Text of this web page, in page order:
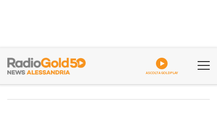
ASCOLTA GOLDPLAY